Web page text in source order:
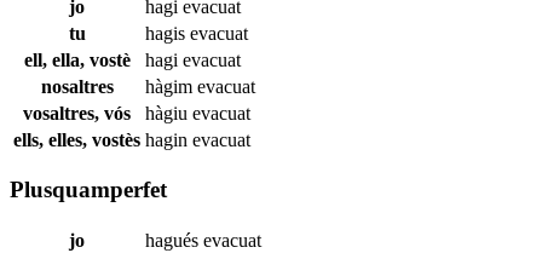
jo hagi evacuat
tu
hagis evacuat
ell, ella, vostè
hagi evacuat
nosaltres
hàgim evacuat
vosaltres, vós
hàgiu evacuat
ells, elles, vostès hagin evacuat
Plusquamperfet
jo hagués evacuat